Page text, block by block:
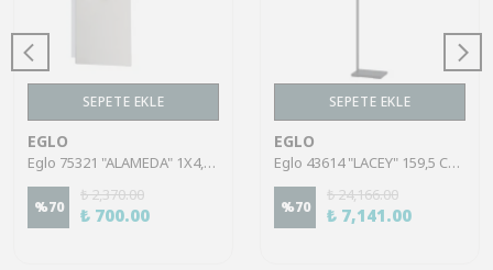
SEPETE EKLE
EGLO
Eglo 75321 "ALAMEDA" 1X4,5W Çelik Nikel Mat Sıva Üstü Spot
%70
₺ 2,370.00
₺ 700.00
SEPETE EKLE
EGLO
Eglo 43614 "LACEY" 159,5 Cm Yüksekliğinde Çelik, Ahşap Köşe Lambası Lambader
%70
₺ 24,166.00
₺ 7,141.00